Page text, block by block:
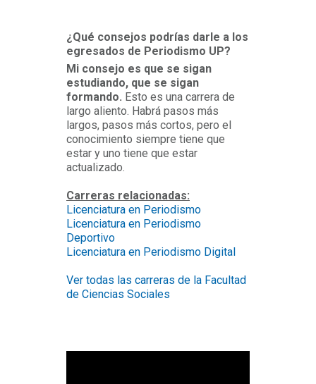
¿Qué consejos podrías darle a los
egresados de Periodismo UP?
Mi consejo es que se sigan
estudiando, que se sigan
formando. Esto es una carrera de
largo aliento. Habrá pasos más
largos, pasos más cortos, pero el
conocimiento siempre tiene que
estar y uno tiene que estar
actualizado.
Carreras relacionadas:
Licenciatura en Periodismo
Licenciatura en Periodismo
Deportivo
Licenciatura en Periodismo Digital
Ver todas las carreras de la Facultad
de Ciencias Sociales